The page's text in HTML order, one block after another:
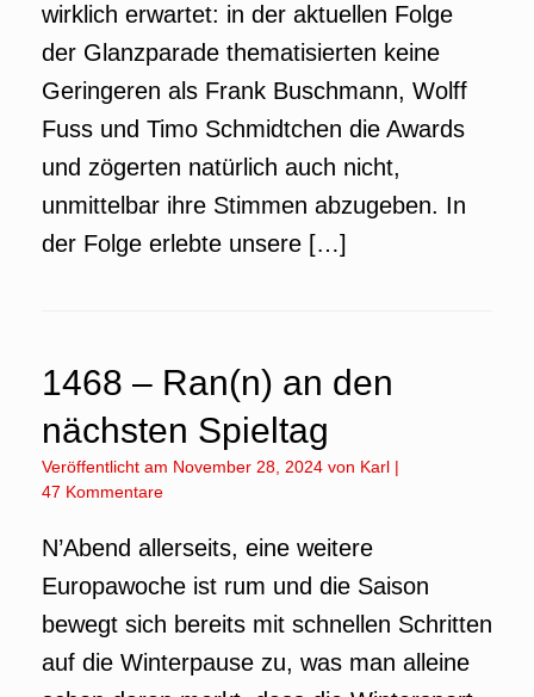
wirklich erwartet: in der aktuellen Folge
der Glanzparade thematisierten keine
Geringeren als Frank Buschmann, Wolff
Fuss und Timo Schmidtchen die Awards
und zögerten natürlich auch nicht,
unmittelbar ihre Stimmen abzugeben. In
der Folge erlebte unsere […]
1468 – Ran(n) an den
nächsten Spieltag
Veröffentlicht am November 28, 2024 von Karl |
47 Kommentare
N’Abend allerseits, eine weitere
Europawoche ist rum und die Saison
bewegt sich bereits mit schnellen Schritten
auf die Winterpause zu, was man alleine